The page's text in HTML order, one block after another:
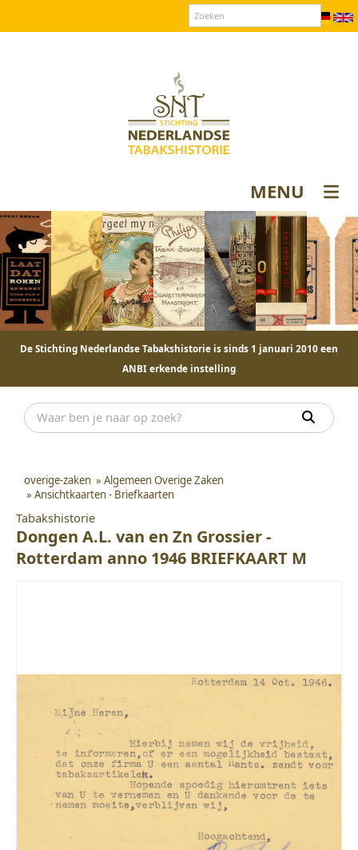
MENU
De Stichting Nederlandse Tabakshistorie is sinds 1 januari 2010 een
ANBI erkende instelling
overige-zaken » Algemeen Overige Zaken
» Ansichtkaarten - Briefkaarten
Tabakshistorie
Dongen A.L. van en Zn Grossier -
Rotterdam anno 1946 BRIEFKAART M